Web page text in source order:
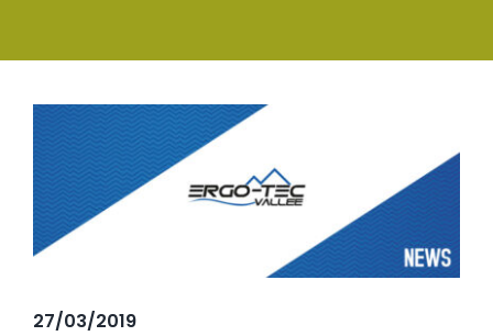
SERVIZI
EVENTI NOVITÀ
Ingrandisci
immagine
27/03/2019